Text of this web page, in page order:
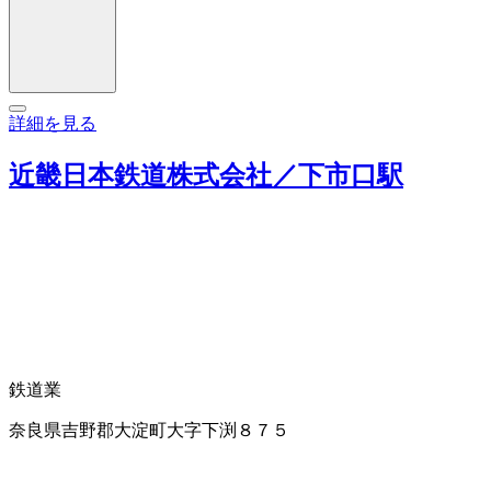
詳細を見る
近畿日本鉄道株式会社／下市口駅
鉄道業
奈良県吉野郡大淀町大字下渕８７５